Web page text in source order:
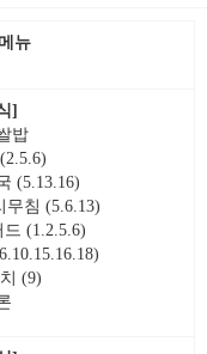
뉴
]
밥
(5.13.16)
무침 (5.6.13)
(1.2.5.6)
(9)